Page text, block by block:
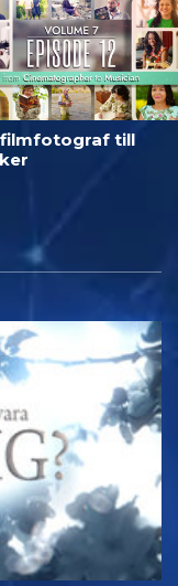
filmfotograf till